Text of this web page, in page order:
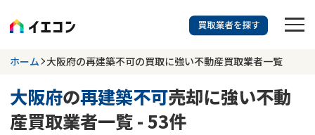
訳あり物件に強い業者を探す
大阪府 再建築不可
ホーム 大阪府の再建築不可の買取に強い不動産買取業者一覧
大阪府の再建築不可売却に強い不動
産買取業者一覧 - 53件